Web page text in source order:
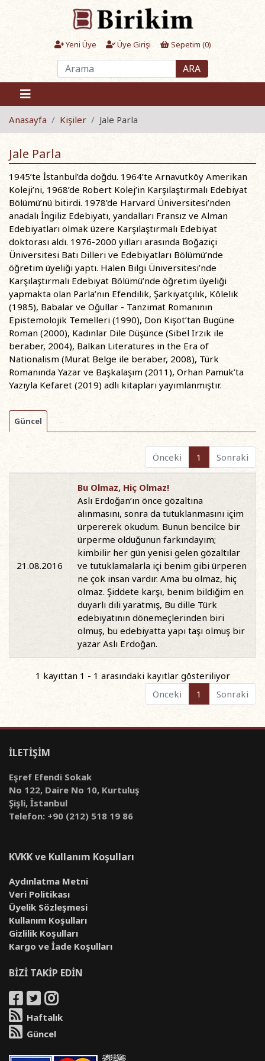
Yeni Üye Üye Girişi Sepetim (0)
ARA
Anasayfa Kişiler Jale Parla
Jale Parla
1945’te İstanbul’da doğdu. 1964’te Arnavutköy Amerikan
Koleji’ni, 1968’de Robert Kolej’in Karşılaştırmalı Edebiyat
Bölümü’nü bitirdi. 1978’de Harvard Üniversitesi’nden
anadalı İngiliz Edebiyatı, yandalları Fransız ve Alman
Edebiyatları olmak üzere Karşılaştırmalı Edebiyat
doktorası aldı. 1976-2000 yılları arasında Boğaziçi
Üniversitesi Batı Dilleri ve Edebiyatları Bölümü’nde
öğretim üyeliği yaptı. Halen Bilgi Üniversitesi’nde
Karşılaştırmalı Edebiyat Bölümü’nde öğretim üyeliği
yapmakta olan Parla’nın Efendilik, Şarkiyatçılık, Kölelik
(1985), Babalar ve Oğullar - Tanzimat Romanının
Epistemolojik Temelleri (1990), Don Kişot’tan Bugüne
Roman (2000), Kadınlar Dile Düşünce (Sibel Irzık ile
beraber, 2004), Balkan Literatures in the Era of
Nationalism (Murat Belge ile beraber, 2008), Türk
Romanında Yazar ve Başkalaşım (2011), Orhan Pamuk’ta
Yazıyla Kefaret (2019) adlı kitapları yayımlanmıştır.
Güncel
Önceki 1 Sonraki
21.08.2016
Bu Olmaz, Hiç Olmaz!
Aslı Erdoğan’ın önce gözaltına
alınmasını, sonra da tutuklanmasını içim
ürpererek okudum. Bunun bencilce bir
ürperme olduğunun farkındayım;
kimbilir her gün yenisi gelen gözaltılar
ve tutuklamalarla içi benim gibi ürperen
ne çok insan vardır. Ama bu olmaz, hiç
olmaz. Şiddete karşı, benim bildiğim en
duyarlı dili yaratmış, Bu dille Türk
edebiyatının dönemeçlerinden biri
olmuş, bu edebiyatta yapı taşı olmuş bir
yazar Aslı Erdoğan.
1 kayıttan 1 - 1 arasındaki kayıtlar gösteriliyor
Önceki
1 Sonraki
İLETİŞİM
Eşref Efendi Sokak
No 122, Daire No 10, Kurtuluş
Şişli, İstanbul
Telefon: +90 (212) 518 19 86
KVKK ve Kullanım Koşulları
Aydınlatma Metni
Veri Politikası
Üyelik Sözleşmesi
Kullanım Koşulları
Gizlilik Koşulları
Kargo ve İade Koşulları
BİZİ TAKİP EDİN
Haftalık
Güncel